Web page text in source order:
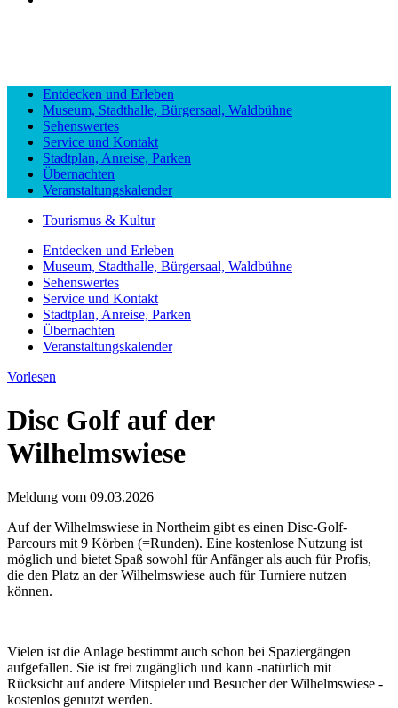
Entdecken und Erleben
Museum, Stadthalle, Bürgersaal, Waldbühne
Sehenswertes
Service und Kontakt
Stadtplan, Anreise, Parken
Übernachten
Veranstaltungskalender
Tourismus & Kultur
Entdecken und Erleben
Museum, Stadthalle, Bürgersaal, Waldbühne
Sehenswertes
Service und Kontakt
Stadtplan, Anreise, Parken
Übernachten
Veranstaltungskalender
Vorlesen
Disc Golf auf der
Wilhelmswiese
Meldung vom 09.03.2026
Auf der Wilhelmswiese in Northeim gibt es einen Disc-Golf-
Parcours mit 9 Körben (=Runden). Eine kostenlose Nutzung ist
möglich und bietet Spaß sowohl für Anfänger als auch für Profis,
die den Platz an der Wilhelmswiese auch für Turniere nutzen
können.
Vielen ist die Anlage bestimmt auch schon bei Spaziergängen
aufgefallen. Sie ist frei zugänglich und kann -natürlich mit
Rücksicht auf andere Mitspieler und Besucher der Wilhelmswiese -
kostenlos genutzt werden.